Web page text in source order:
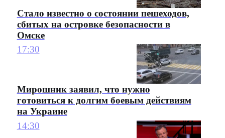
Стало известно о состоянии пешеходов,
сбитых на островке безопасности в
Омске
17:30
Мирошник заявил, что нужно
готовиться к долгим боевым действиям
на Украине
14:30